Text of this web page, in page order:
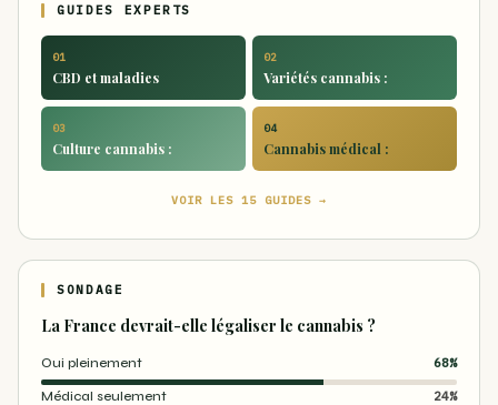
GUIDES EXPERTS
01
CBD et maladies
02
Variétés cannabis :
03
Culture cannabis :
04
Cannabis médical :
VOIR LES 15 GUIDES →
SONDAGE
La France devrait-elle légaliser le cannabis ?
Oui pleinement 68%
Médical seulement 24%